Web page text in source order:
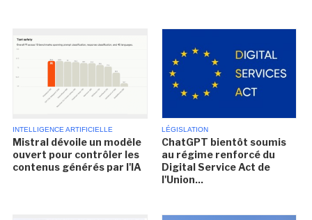
INTELLIGENCE ARTIFICIELLE
Mistral dévoile un modèle
ouvert pour contrôler les
contenus générés par l'IA
LÉGISLATION
ChatGPT bientôt soumis
au régime renforcé du
Digital Service Act de
l'Union...